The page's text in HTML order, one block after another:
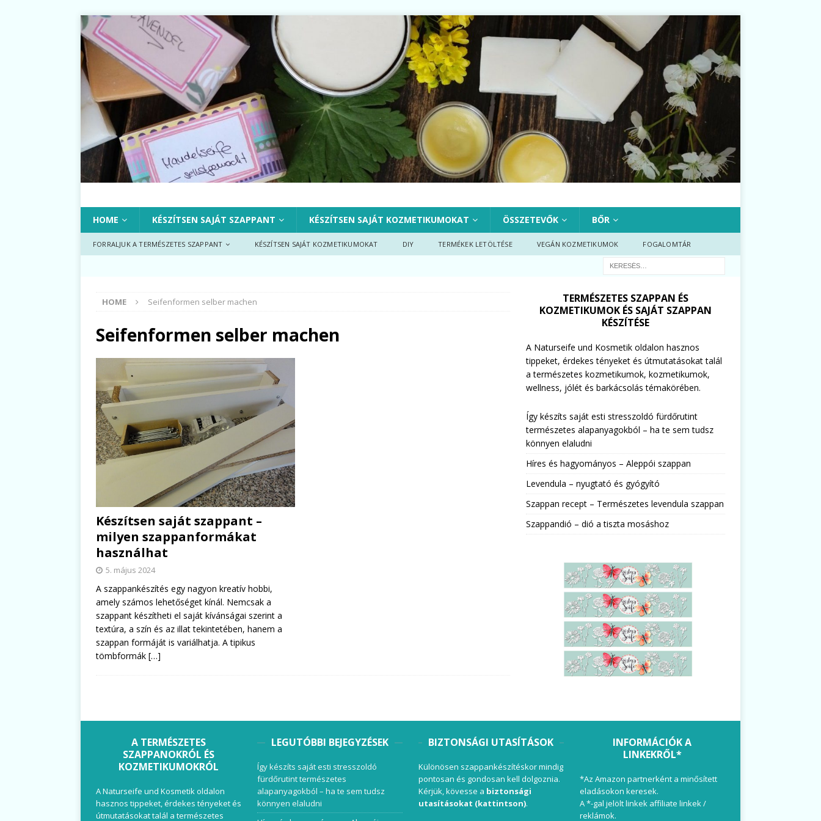
HOME KÉSZÍTSEN SAJÁT SZAPPANT KÉSZÍTSEN SAJÁT KOZMETIKUMOKAT ÖSSZETEVŐK BŐR
FORRALJUK A TERMÉSZETES SZAPPANT KÉSZÍTSEN SAJÁT KOZMETIKUMOKAT DIY TERMÉKEK LETÖLTÉSE VEGÁN KOZMETIKUMOK FOGALOMTÁR
HOME Seifenformen selber machen
Seifenformen selber machen
Készítsen saját szappant –
milyen szappanformákat
használhat
5. május 2024
A szappankészítés egy nagyon kreatív hobbi,
amely számos lehetőséget kínál. Nemcsak a
szappant készítheti el saját kívánságai szerint a
textúra, a szín és az illat tekintetében, hanem a
szappan formáját is variálhatja. A tipikus
tömbformák […]
TERMÉSZETES SZAPPAN ÉS
KOZMETIKUMOK ÉS SAJÁT SZAPPAN
KÉSZÍTÉSE
A Naturseife und Kosmetik oldalon hasznos
tippeket, érdekes tényeket és útmutatásokat talál
a természetes kozmetikumok, kozmetikumok,
wellness, jólét és barkácsolás témakörében.
Így készíts saját esti stresszoldó fürdőrutint
természetes alapanyagokból – ha te sem tudsz
könnyen elaludni
Híres és hagyományos – Aleppói szappan
Levendula – nyugtató és gyógyító
Szappan recept – Természetes levendula szappan
Szappandió – dió a tiszta mosáshoz
A TERMÉSZETES
SZAPPANOKRÓL ÉS
KOZMETIKUMOKRÓL
A Naturseife und Kosmetik oldalon
hasznos tippeket, érdekes tényeket és
útmutatásokat talál a természetes
LEGUTÓBBI BEJEGYZÉSEK
Így készíts saját esti stresszoldó
fürdőrutint természetes
alapanyagokból – ha te sem tudsz
könnyen elaludni
BIZTONSÁGI UTASÍTÁSOK
Különösen szappankészítéskor mindig
pontosan és gondosan kell dolgoznia.
Kérjük, kövesse a biztonsági
utasításokat (kattintson).
INFORMÁCIÓK A
LINKEKRŐL*
*Az Amazon partnerként a minősített
eladásokon keresek.
A *-gal jelölt linkek affiliate linkek /
reklámok.